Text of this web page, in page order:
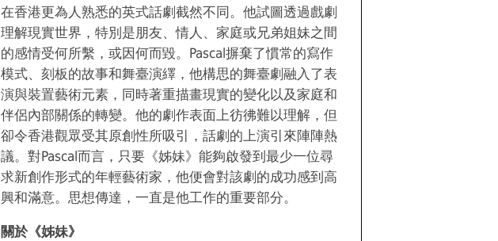
在香港更為人熟悉的英式話劇截然不同。他試圖透過戲劇
理解現實世界，特別是朋友、情人、家庭或兄弟姐妹之間
的感情受何所繫，或因何而毀。Pascal摒棄了慣常的寫作
模式、刻板的故事和舞臺演繹，他構思的舞臺劇融入了表
演與裝置藝術元素，同時著重描畫現實的變化以及家庭和
伴侶內部關係的轉變。他的劇作表面上彷彿難以理解，但
卻令香港觀眾受其原創性所吸引，話劇的上演引來陣陣熱
議。對Pascal而言，只要《姊妹》能夠啟發到最少一位尋
求新創作形式的年輕藝術家，他便會對該劇的成功感到高
興和滿意。思想傳達，一直是他工作的重要部分。
關於《姊妹》